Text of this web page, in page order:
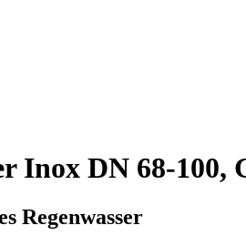
Inox DN 68-100,
Regenwasser